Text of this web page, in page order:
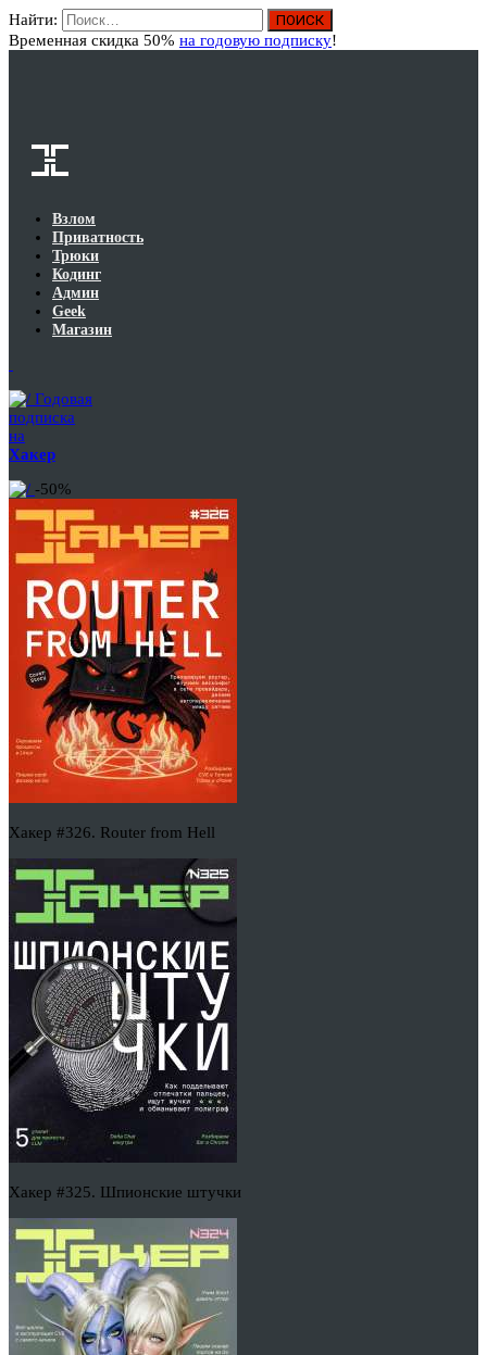
Найти:
Временная скидка 50% на годовую подписку!
Взлом
Приватность
Трюки
Кодинг
Админ
Geek
Магазин
Годовая
подписка
на
Хакер
-50%
Хакер #326. Router from Hell
Хакер #325. Шпионские штучки